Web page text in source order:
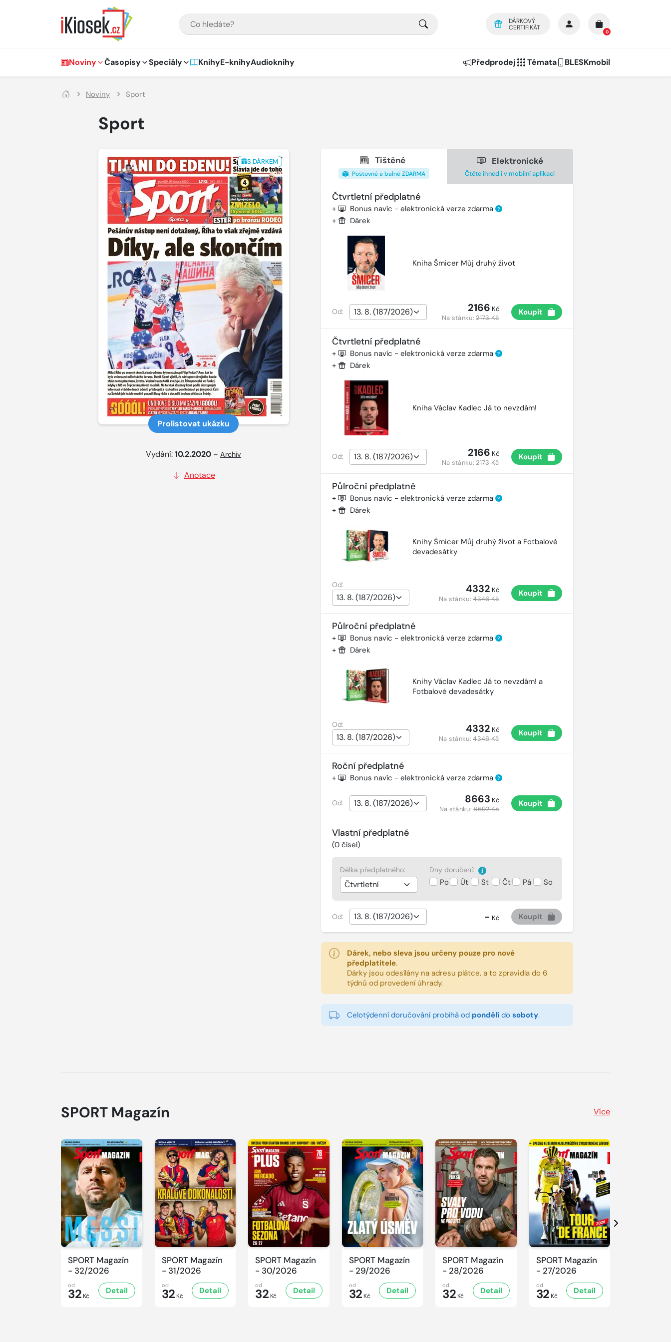
DÁRKOVÝ
CERTIFIKÁT
0
Hlavní navigace
Noviny Časopisy Speciály KnihyE-knihyAudioknihy Předprodej Témata BLESKmobil
Noviny Sport
Sport
S DÁRKEM
Prolistovat ukázku
Vydání:10.2.2020 –Archiv
Anotace
Tištěné
Poštovné a balné ZDARMA
Elektronické
Čtěte ihned i v mobilní aplikaci
Čtvrtletní předplatné
+ Bonus navíc - elektronická verze zdarma ?
+ Dárek
Kniha Šmicer Můj druhý život
Od: 2166 Kč
Na stánku:2173 Kč
Koupit
Čtvrtletní předplatné
+ Bonus navíc - elektronická verze zdarma ?
+ Dárek
Kniha Václav Kadlec Já to nevzdám!
Od: 2166 Kč
Na stánku:2173 Kč
Koupit
Půlroční předplatné
+ Bonus navíc - elektronická verze zdarma ?
+ Dárek
Knihy Šmicer Můj druhý život a Fotbalové
devadesátky
Od: 4332 Kč
Na stánku:4346 Kč
Koupit
Půlroční předplatné
+ Bonus navíc - elektronická verze zdarma ?
+ Dárek
Knihy Václav Kadlec Já to nevzdám! a
Fotbalové devadesátky
Od: 4332 Kč
Na stánku:4346 Kč
Koupit
Roční předplatné
+ Bonus navíc - elektronická verze zdarma ?
Od: 8663 Kč
Na stánku:8692 Kč
Koupit
Vlastní předplatné
(0čísel)
Délka předplatného: Dny doručení:
Po Út St Čt Pá So
Od: - Kč Koupit
Dárek, nebo sleva jsou určeny pouze pro nové
předplatitele.
Dárky jsou odesílány na adresu plátce, a to zpravidla do 6
týdnů od provedení úhrady.
Celotýdenní doručování probíhá od pondělído soboty.
SPORT Magazín Více
SPORT Magazín
- 32/2026
od
32 Kč
Detail
SPORT Magazín
- 31/2026
od
32 Kč
Detail
SPORT Magazín
- 30/2026
od
32 Kč
Detail
SPORT Magazín
- 29/2026
od
32 Kč
Detail
SPORT Magazín
- 28/2026
od
32 Kč
Detail
SPORT Magazín
- 27/2026
od
32 Kč
Detail
Další